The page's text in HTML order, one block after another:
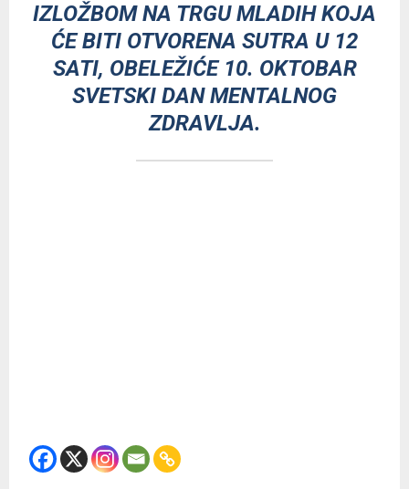
IZLOŽBOM NA TRGU MLADIH KOJA
ĆE BITI OTVORENA SUTRA U 12
SATI, OBELEŽIĆE 10. OKTOBAR
SVETSKI DAN MENTALNOG
ZDRAVLJA.